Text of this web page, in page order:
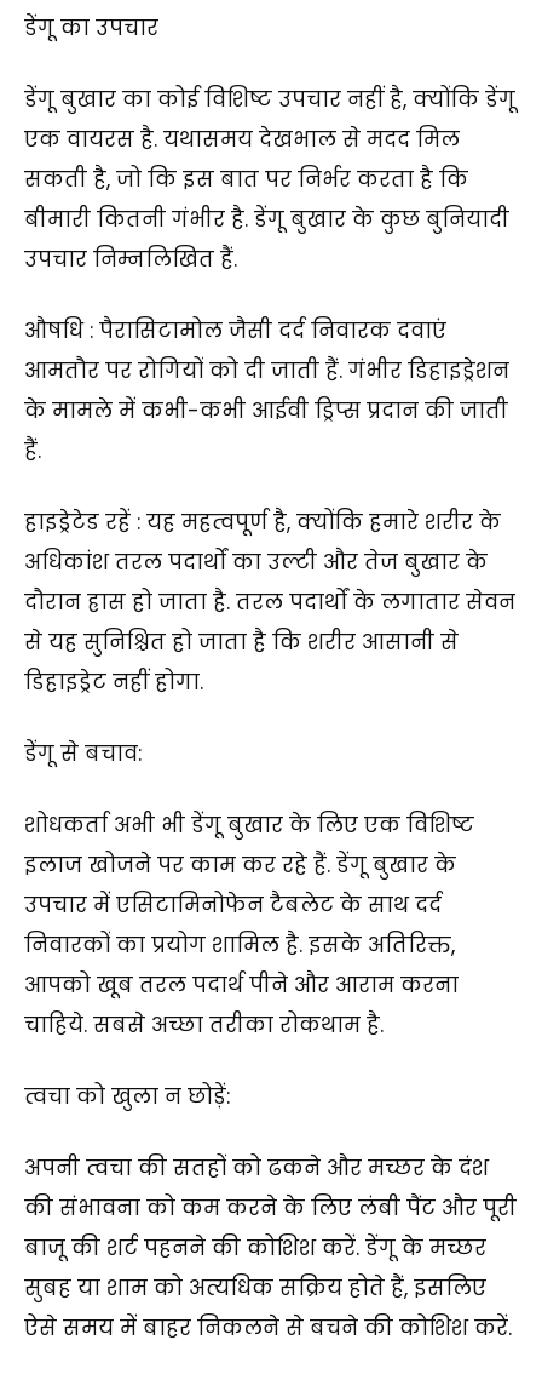
डेंगू का उपचार
डेंगू बुखार का कोई विशिष्ट उपचार नहीं है, क्योंकि डेंगू
एक वायरस है. यथासमय देखभाल से मदद मिल
सकती है, जो कि इस बात पर निर्भर करता है कि
बीमारी कितनी गंभीर है. डेंगू बुखार के कुछ बुनियादी
उपचार निम्नलिखित हैं.
औषधि : पैरासिटामोल जैसी दर्द निवारक दवाएं
आमतौर पर रोगियों को दी जाती हैं. गंभीर डिहाइड्रेशन
के मामले में कभी-कभी आईवी ड्रिप्स प्रदान की जाती
हैं.
हाइड्रेटेड रहें : यह महत्वपूर्ण है, क्योंकि हमारे शरीर के
अधिकांश तरल पदार्थों का उल्टी और तेज बुखार के
दौरान ह्रास हो जाता है. तरल पदार्थों के लगातार सेवन
से यह सुनिश्चित हो जाता है कि शरीर आसानी से
डिहाइड्रेट नहीं होगा.
डेंगू से बचाव:
शोधकर्ता अभी भी डेंगू बुखार के लिए एक विशिष्ट
इलाज खोजने पर काम कर रहे हैं. डेंगू बुखार के
उपचार में एसिटामिनोफेन टैबलेट के साथ दर्द
निवारकों का प्रयोग शामिल है. इसके अतिरिक्त,
आपको खूब तरल पदार्थ पीने और आराम करना
चाहिये. सबसे अच्छा तरीका रोकथाम है.
त्वचा को खुला न छोड़ें:
अपनी त्वचा की सतहों को ढकने और मच्छर के दंश
की संभावना को कम करने के लिए लंबी पैंट और पूरी
बाजू की शर्ट पहनने की कोशिश करें. डेंगू के मच्छर
सुबह या शाम को अत्यधिक सक्रिय होते हैं, इसलिए
ऐसे समय में बाहर निकलने से बचने की कोशिश करें.